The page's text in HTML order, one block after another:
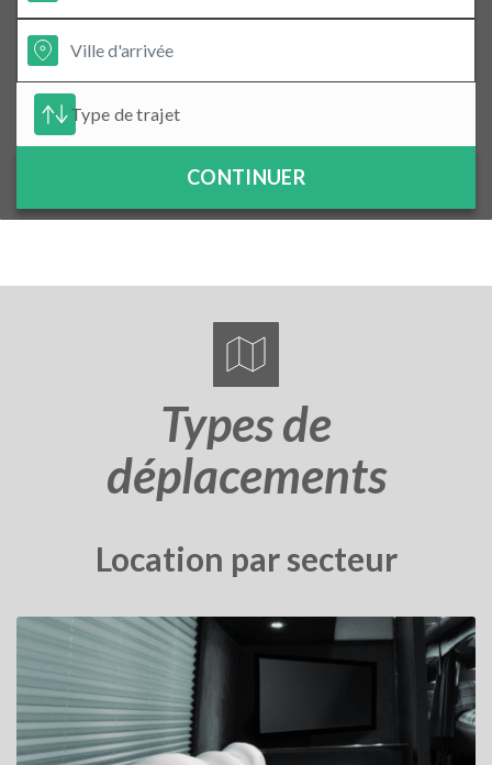
CONTINUER
Types de
déplacements
Location par secteur